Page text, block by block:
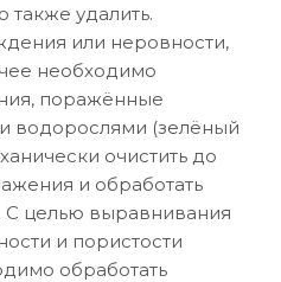
также удалить.
или неровности,
необходимо
поражённые
водорослями (зелёный
очистить до
и обработать
С целью выравнивания
и пористости
обработать